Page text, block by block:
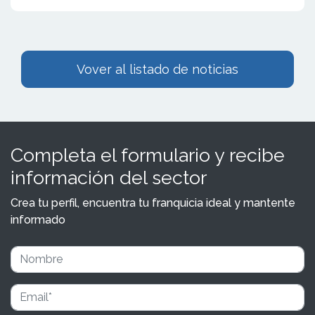
Vover al listado de noticias
Completa el formulario y recibe
información del sector
Crea tu perfil, encuentra tu franquicia ideal y mantente
informado